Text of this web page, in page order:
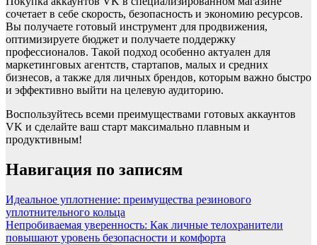
сочетает в себе скорость, безопасность и экономию ресурсов.
Вы получаете готовый инструмент для продвижения,
оптимизируете бюджет и получаете поддержку
профессионалов. Такой подход особенно актуален для
маркетинговых агентств, стартапов, малых и средних
бизнесов, а также для личных брендов, которым важно быстро
и эффективно выйти на целевую аудиторию.
Воспользуйтесь всеми преимуществами готовых аккаунтов
VK и сделайте ваш старт максимально плавным и
продуктивным!
Навигация по записям
Идеальное уплотнение: преимущества резинового
уплотнительного кольца
Непробиваемая уверенность: Как личные телохранители
повышают уровень безопасности и комфорта